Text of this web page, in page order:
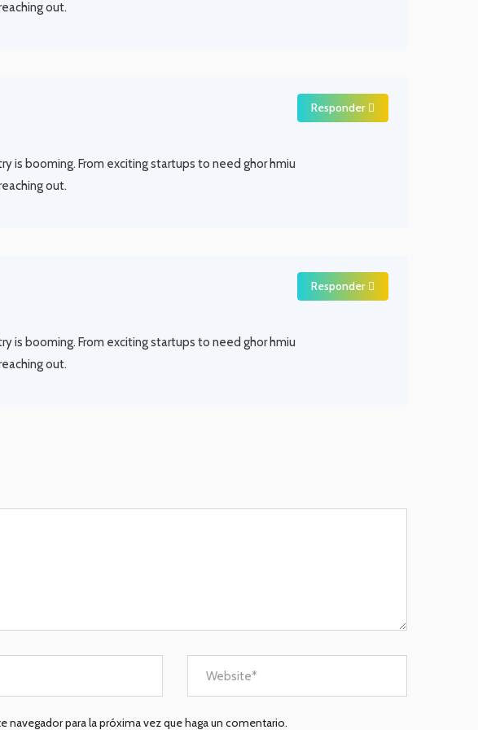
out.
is booming. From exciting startups to need ghor hmiu
out.
Responder
is booming. From exciting startups to need ghor hmiu
out.
Responder
para la próxima vez que haga un comentario.